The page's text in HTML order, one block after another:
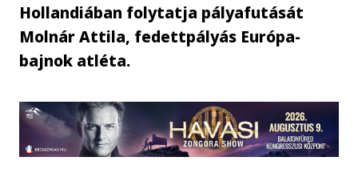
Hollandiában folytatja pályafutását
Molnár Attila, fedettpályás Európa-
bajnok atléta.